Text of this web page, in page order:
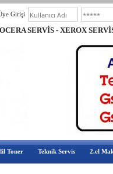
Girişi
- KYOCERA SERVİS -
Toner Teknik Servis 2.el